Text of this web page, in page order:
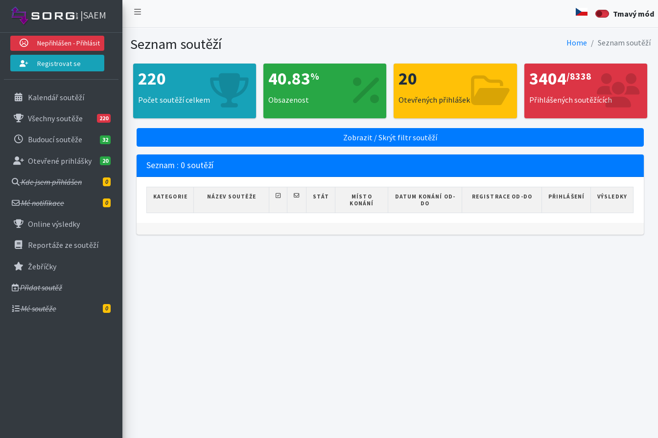
Tmavý mód
|SAEM
Nepřihlášen - Přihlásit
Registrovat se
Kalendář soutěží
Všechny soutěže 220
Budoucí soutěže 32
Otevřené prihlášky 20
Kde jsem přihlášen 0
Mé notifikace 0
Online výsledky
Reportáže ze soutěží
Žebříčky
Přidat soutěž
Mé soutěže 0
Seznam soutěží Home Seznam soutěží
220
Počet soutěží celkem
40.83%
Obsazenost
20
Otevřených přihlášek
3404/8338
Přihlášených soutěžících
Zobrazit / Skrýt filtr soutěží
Seznam : 0 soutěží
KATEGORIE NÁZEV SOUTĚŽE STÁT
MÍSTO
KONÁNÍ
DATUM KONÁNÍ OD-
DO
REGISTRACE OD-DO PŘIHLÁŠENÍ VÝSLEDKY